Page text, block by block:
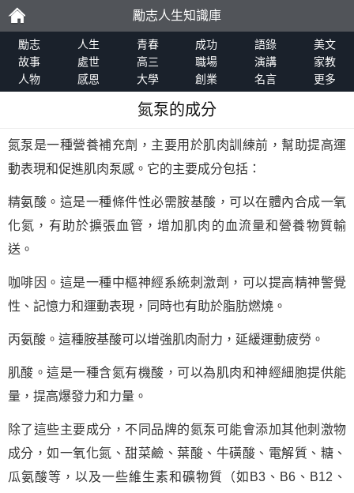
勵
志
勵志人生知識庫
勵志 人生 青春 成功 語錄
美文
故事
處世 高三 職場 演講
家教
人物
感恩 大學 創業 名言 更多
氮泵的成分
氮泵是一種營養補充劑，主要用於肌肉訓練前，幫助提高運
動表現和促進肌肉泵感。它的主要成分包括：
精氨酸。這是一種條件性必需胺基酸，可以在體內合成一氧
化氮，有助於擴張血管，增加肌肉的血流量和營養物質輸
送。
咖啡因。這是一種中樞神經系統刺激劑，可以提高精神警覺
性、記憶力和運動表現，同時也有助於脂肪燃燒。
丙氨酸。這種胺基酸可以增強肌肉耐力，延緩運動疲勞。
肌酸。這是一種含氮有機酸，可以為肌肉和神經細胞提供能
量，提高爆發力和力量。
除了這些主要成分，不同品牌的氮泵可能會添加其他刺激物
成分，如一氧化氮、甜菜鹼、葉酸、牛磺酸、電解質、糖、
瓜氨酸等，以及一些維生素和礦物質（如B3、B6、B12、